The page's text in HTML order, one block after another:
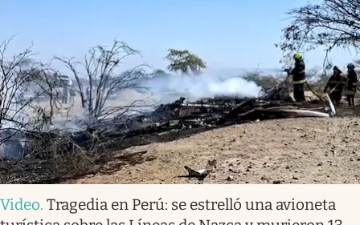
Video. Tragedia en Perú: se estrelló una avioneta